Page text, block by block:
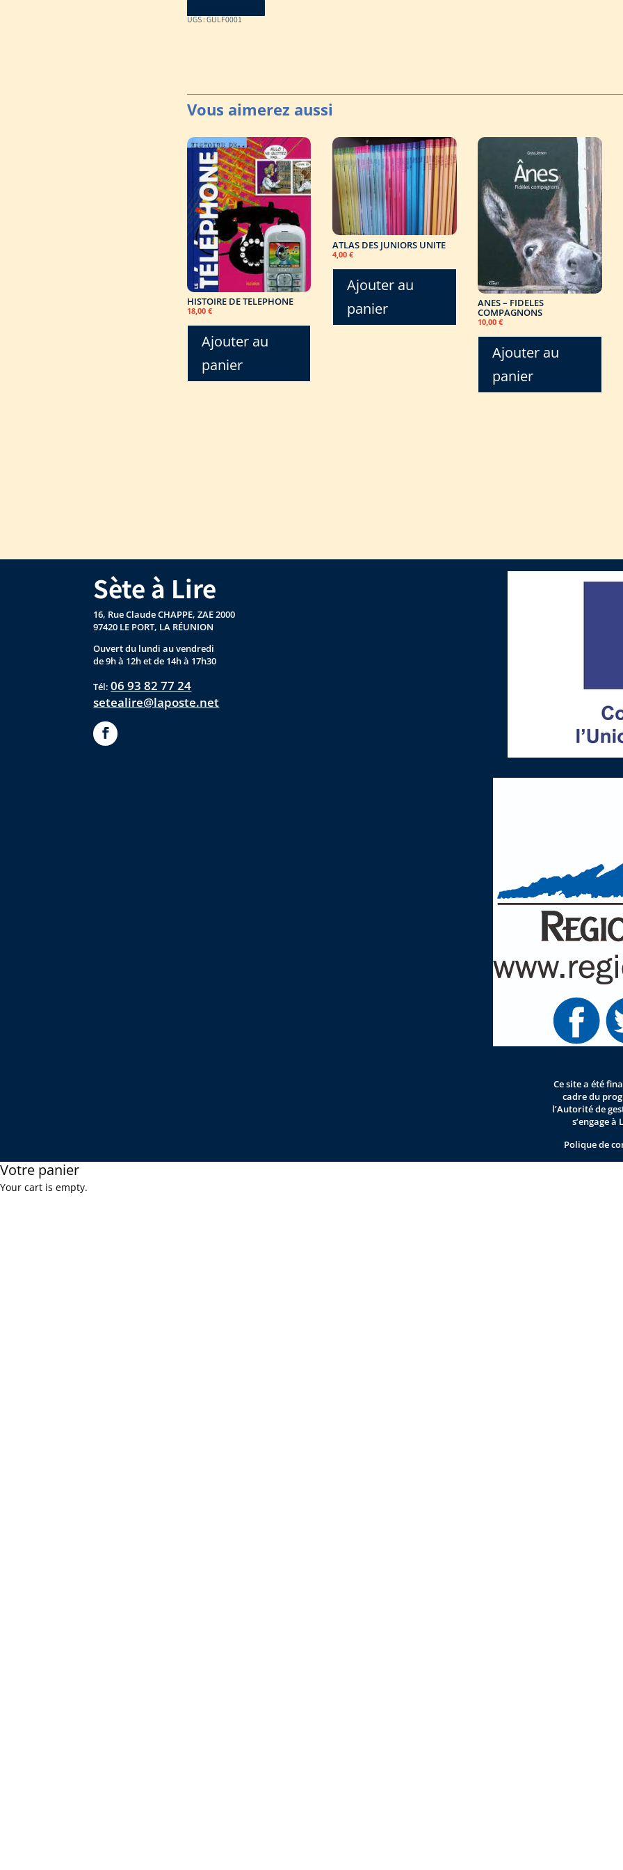
UGS :GULF0001
HISTOIRE DE TELEPHONE
18,00 €
Ajouter au
panier
ATLAS DES JUNIORS UNITE
4,00€
Ajouter au
panier
ANES – FIDELES
COMPAGNONS
10,00€
Ajouter au
panier
Sète à Lire
16, Rue Claude CHAPPE, ZAE 2000
97420 LE PORT, LA RÉUNION
Ouvert du lundi au vendredi
de 9h à 12h et de 14h à 17h30
Tél:06 93 82 77 24
setealire@laposte.net
Ce site a été
cadre du
l’Autorité de
s’engage à
Polique de
Votre panier
Your cart is empty.